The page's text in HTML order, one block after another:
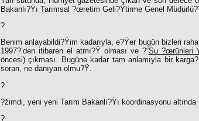
Bakanlı?Ÿı Tarımsal ?œretim Geli?Ÿtirme Genel
?
Benim anlayabildi?Ÿim kadarıyla, e?Ÿer bugün bizleri
1997?’den itibaren el atmı?Ÿ olması ve ?“Su ?œrünleri
öncesi) çıkması. Bugüne kadar tam anlamıyla bir
soran, ne danıyan olmu?Ÿ.
?
?žimdi, yeni yeni Tarım Bakanlı?Ÿı koordinasyonu
?